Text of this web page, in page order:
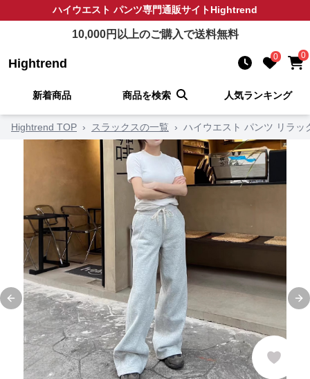
ハイウエスト パンツ専門通販サイトHightrend
10,000円以上のご購入で送料無料
Hightrend 0 0
新着商品 商品を検索 人気ランキング
Hightrend TOP › スラックスの一覧 › ハイウエスト パンツ リラッ
Previous slide